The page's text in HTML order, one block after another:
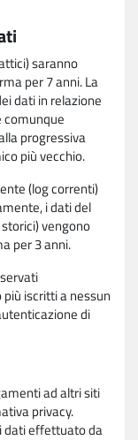
saranno
per 7 anni. La
dati in relazione
comunque
progressiva
più vecchio.
(log correnti)
i dati del
vengono
per 3 anni.
iscritti a nessun
di
ad altri siti
privacy.
dati effettuato da